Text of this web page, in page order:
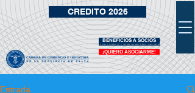
¡QUIERO ASOCIARME!
VIDRIERA DE BENEFICIOS
BENEFICIOS A SOCIOS
CREDITO 2026
Entrada